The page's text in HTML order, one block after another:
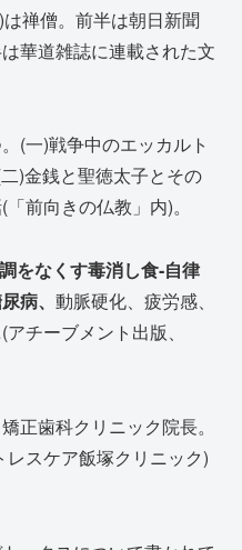
禅僧。前半は朝日新聞
華道雑誌に連載された文
(一)戦争中のエッカルト
)金銭と聖徳太子とその
前向きの仏教」内)。
をなくす毒消し食‐自律
病、 動脈硬化、疲労感、
チーブメント出版、
正歯科クリニック院長。
スケア飯塚クリニック)